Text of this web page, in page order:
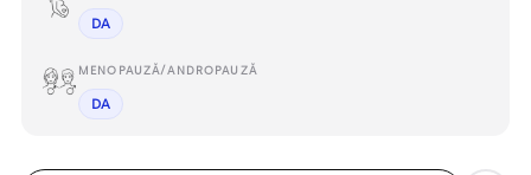
DA
MENOPAUZĂ/ANDROPAUZĂ
DA